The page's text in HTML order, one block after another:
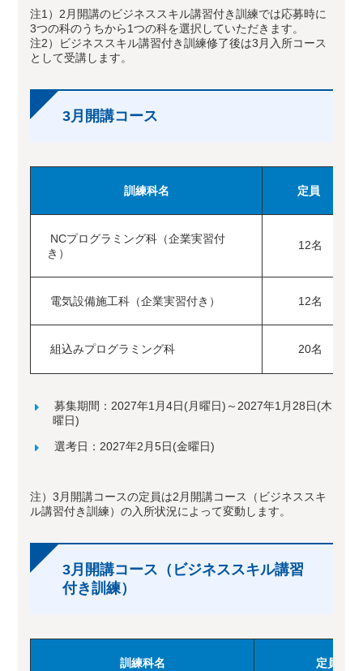
注1）2月開講のビジネススキル講習付き訓練では応募時に
3つの科のうちから1つの科を選択していただきます。
注2）ビジネススキル講習付き訓練修了後は3月入所コース
として受講します。
3月開講コース
訓練科名 定員
NCプログラミング科（企業実習付
き）
12名
電気設備施工科（企業実習付き） 12名
組込みプログラミング科 20名
募集期間：2027年1月4日(月曜日)～2027年1月28日(木
曜日)
選考日：2027年2月5日(金曜日)
注）3月開講コースの定員は2月開講コース（ビジネススキ
ル講習付き訓練）の入所状況によって変動します。
3月開講コース（ビジネススキル講習
付き訓練）
訓練科名 定員